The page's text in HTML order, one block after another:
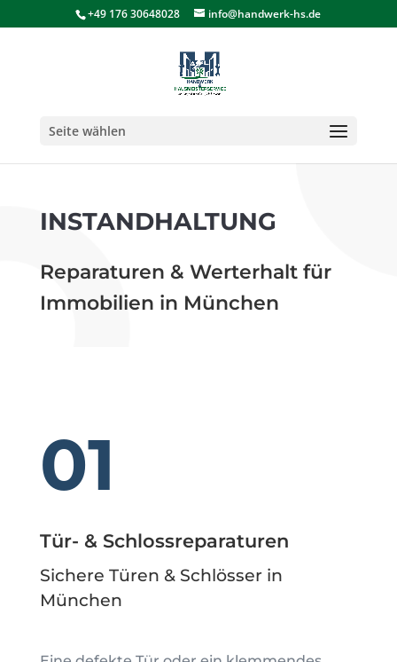
+49 176 30648028 info@handwerk-hs.de
Seite wählen
INSTANDHALTUNG
Reparaturen & Werterhalt für
Immobilien in München
01
Tür- & Schlossreparaturen
Sichere Türen & Schlösser in
München